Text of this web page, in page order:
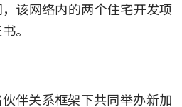
该网络内的两个住宅开发项
。
伴关系框架下共同举办新加